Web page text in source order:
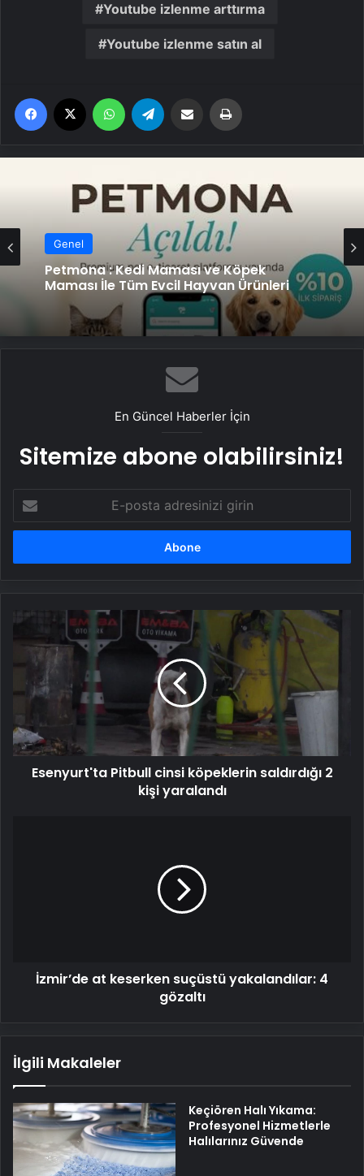
Youtube izlenme arttırma
Youtube izlenme satın al
Facebook WhatsApp Email'den paylaş
Genel
Petmona : Kedi Maması ve Köpek
Maması İle Tüm Evcil Hayvan Ürünleri
En Güncel Haberler İçin
Sitemize abone olabilirsiniz!
posta
adresinizi
Esenyurt'ta
köpeklerin
saldırdığı
yaralandı
Esenyurt'ta Pitbull cinsi köpeklerin saldırdığı 2
kişi yaralandı
İzmir’de at keserken suçüstü yakalandılar: 4
gözaltı
İlgili Makaleler
Keçiören Halı Yıkama:
Profesyonel Hizmetlerle
Halılarınız Güvende